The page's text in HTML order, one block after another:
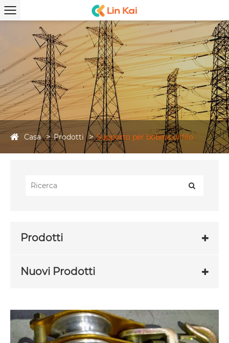
Casa Prodotti Supporto per bobina di filo
Prodotti
Nuovi Prodotti